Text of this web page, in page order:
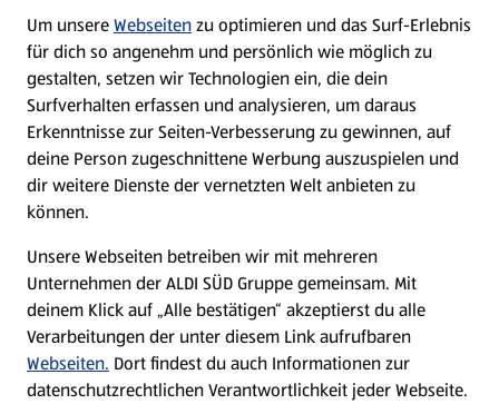
WhatsApp
Über ALDI SÜD
Filialen
Nachhaltigkeit
Karriere
Um unsereWebseitenzu optimieren und das Surf-Erlebnis
für dich so angenehm und persönlich wie möglich zu
gestalten, setzen wir Technologien ein, die dein
Surfverhalten erfassen und analysieren, um daraus
Erkenntnisse zur Seiten-Verbesserung zu gewinnen, auf
deine Person zugeschnittene Werbung auszuspielen und
dir weitere Dienste der vernetzten Welt anbieten zu
können.
Unsere Webseiten betreiben wir mit mehreren
Unternehmen der ALDI SÜD Gruppe gemeinsam. Mit
deinem Klick auf „Alle bestätigen“ akzeptierst du alle
Verarbeitungen der unter diesem Link aufrufbaren
Webseiten. Dort findest du auch Informationen zur
datenschutzrechtlichen Verantwortlichkeit jeder Webseite.